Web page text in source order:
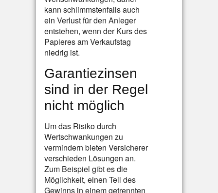
kann schlimmstenfalls auch
ein Verlust für den Anleger
entstehen, wenn der Kurs des
Papieres am Verkaufstag
niedrig ist.
Garantiezinsen
sind in der Regel
nicht möglich
Um das Risiko durch
Wertschwankungen zu
vermindern bieten Versicherer
verschieden Lösungen an.
Zum Beispiel gibt es die
Möglichkeit, einen Teil des
Gewinns in einem getrennten